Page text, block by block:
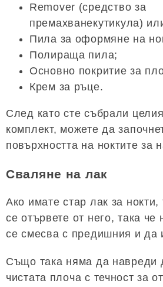
Remover (средство за
премахванекутикула)
Пила за оформяне на
Полираща пила;
Основно покритие за
Крем за ръце.
След като сте събрали
комплект, можете да
повърхността на ноктите за
Сваляне на лак
Ако имате стар лак за нокти,
се отървете от него, така че
се смесва с предишния и да
Също така няма да навреди
чистата плоча с течност за